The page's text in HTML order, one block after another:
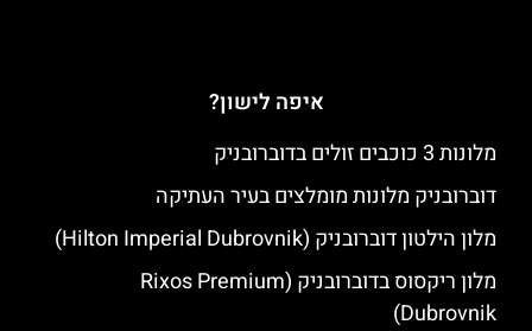
איפה לישון?
מלונות 3 כוכבים זולים בדוברובניק
דוברובניק מלונות מומלצים בעיר העתיקה
מלון הילטון דוברובניק (Hilton Imperial Dubrovnik)
מלון ריקסוס בדוברובניק (Rixos Premium
Dubrovnik)